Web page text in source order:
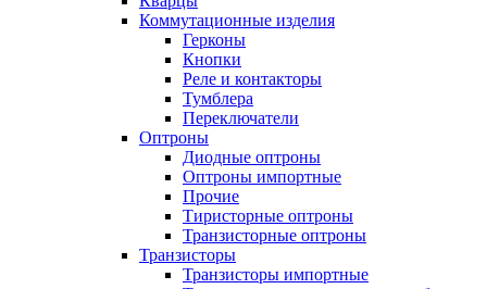
Коммутационные изделия
Герконы
Кнопки
Реле и контакторы
Тумблера
Переключатели
Оптроны
Диодные оптроны
Оптроны импортные
Прочие
Тиристорные оптроны
Транзисторные оптроны
Транзисторы
Транзисторы импортные